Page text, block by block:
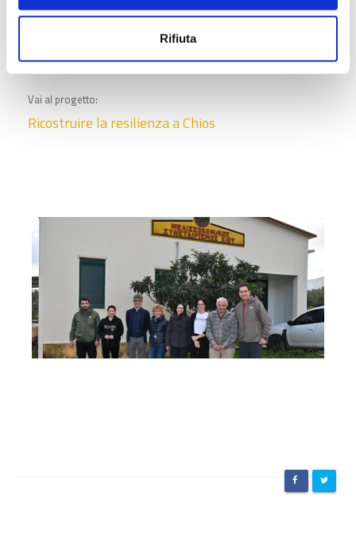
Rifiuta
Vai al progetto:
Ricostruire la resilienza a Chios